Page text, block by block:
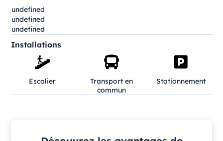
undefined
undefined
undefined
Installations
Escalier
Transport en
commun
Stationnement